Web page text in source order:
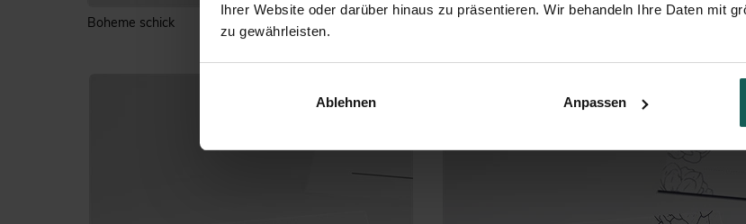
Ihrer Website oder darüber hinaus zu präsentieren. Wir behandeln Ihre Daten mit
zu gewährleisten.
Ablehnen Anpassen
Boheme schick